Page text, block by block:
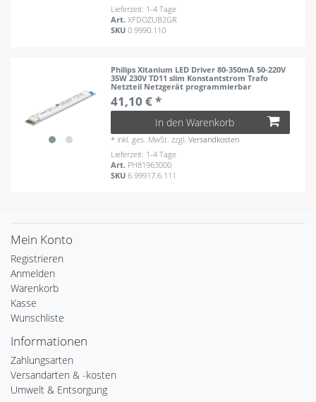
Lieferzeit: 1-4 Tage
Art.XFDOZUB2GR
SKU0.9990.110
Philips Xitanium LED Driver 80-350mA 50-220V
35W 230V TD11 slim Konstantstrom Trafo
Netzteil Netzgerät programmierbar
41,10 € *
In den Warenkorb
* inkl. ges. MwSt. zzgl.Versandkosten
Lieferzeit: 1-4 Tage
Art. PH81963000
SKU6.99917.6.111
Mein Konto
Registrieren
Anmelden
Warenkorb
Kasse
Wunschliste
Informationen
Zahlungsarten
Versandarten & -kosten
Umwelt & Entsorgung